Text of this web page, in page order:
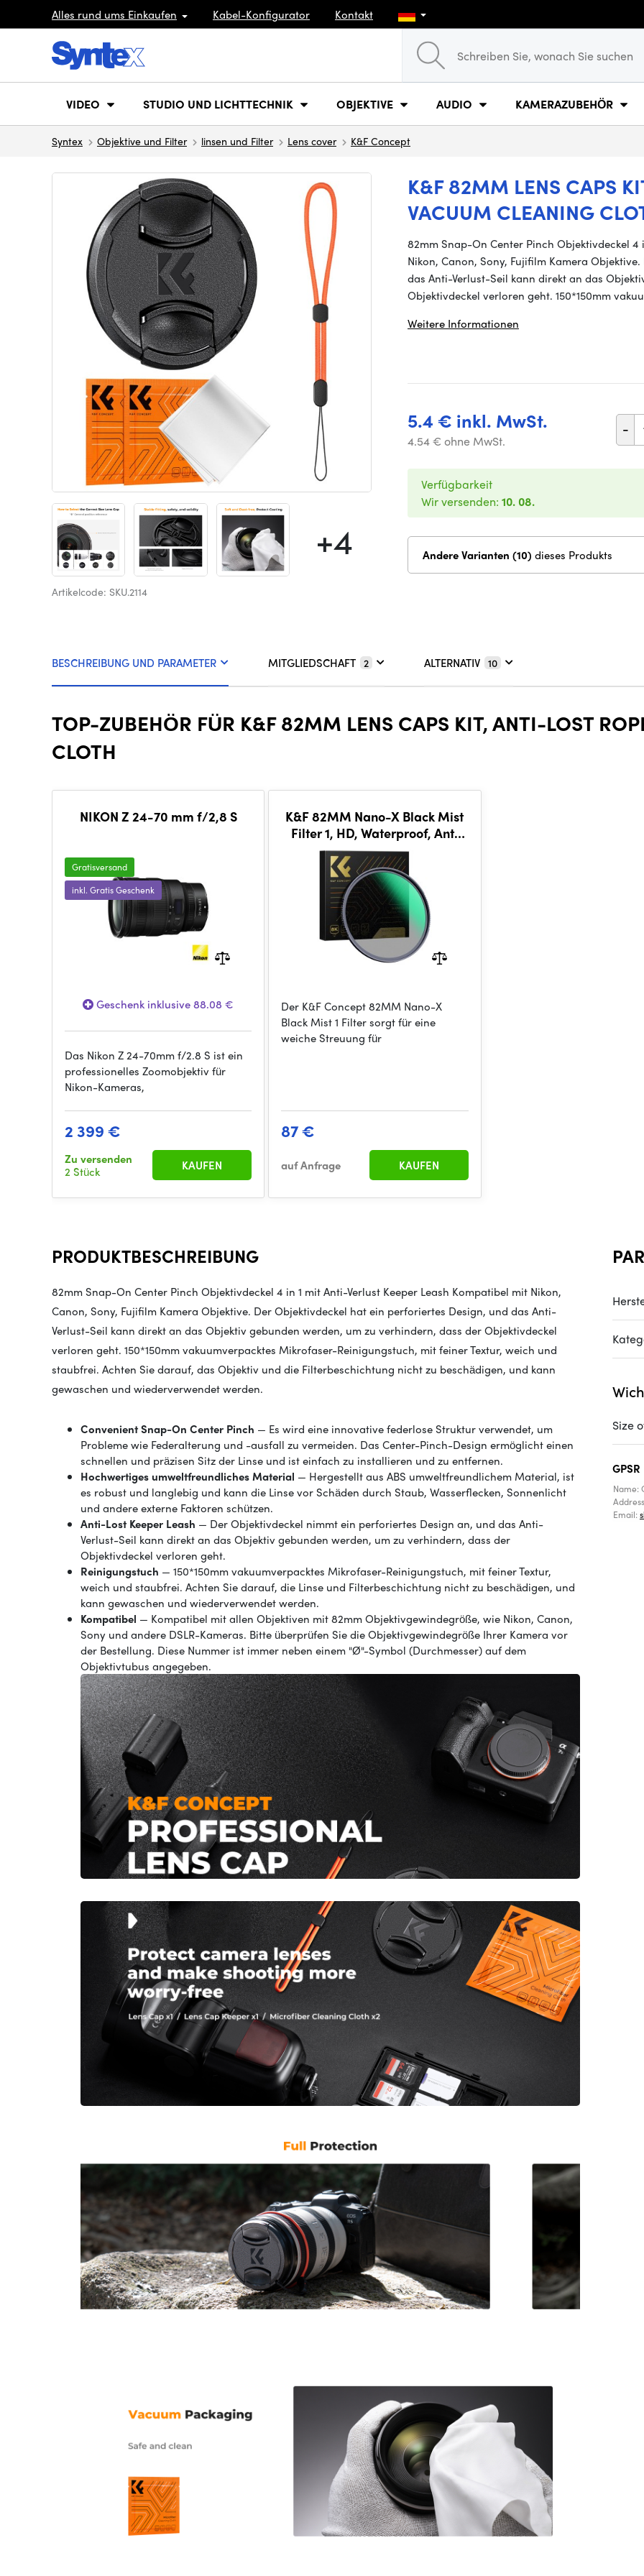
Alles rund ums Einkaufen Kabel-Konfigurator Kontakt
VIDEO STUDIO UND LICHTTECHNIK OBJEKTIVE AUDIO KAMERAZUBEHÖR
Syntex Objektive und Filter linsen und Filter Lens cover K&F Concept
K&F 82MM LENS CAPS
VACUUM CLEANING
+4
Artikelcode: SKU.2114
82mm Snap-On Center Pinch Objektivdeckel
Nikon, Canon, Sony, Fujifilm Kamera
das Anti-Verlust-Seil kann direkt an das
Objektivdeckel verloren geht. 150*150mm
Weitere Informationen
5.4 € inkl. MwSt.
4.54 € ohne MwSt.
-
Verfügbarkeit
Wir versenden: 10. 08.
Andere Varianten (10) dieses Produkts
BESCHREIBUNG UND PARAMETER MITGLIEDSCHAFT 2 ALTERNATIV 10
TOP-ZUBEHÖR FÜR K&F 82MM LENS CAPS KIT, ANTI-LOST
CLOTH
NIKON Z 24-70 mm f/2,8 S
Gratisversand
inkl. Gratis Geschenk
Geschenk inklusive 88.08 €
Das Nikon Z 24-70mm f/2.8 S ist ein
professionelles Zoomobjektiv für
Nikon-Kameras,
2 399 €
Zu versenden
2 Stück
KAUFEN
K&F 82MM Nano-X Black Mist
Filter 1, HD, Waterproof, Anti
Scratch, Green Coated
Der K&F Concept 82MM Nano-X
Black Mist 1 Filter sorgt für eine
weiche Streuung für
87 €
auf Anfrage KAUFEN
PRODUKTBESCHREIBUNG
82mm Snap-On Center Pinch Objektivdeckel 4 in 1 mit Anti-Verlust Keeper Leash Kompatibel mit Nikon,
Canon, Sony, Fujifilm Kamera Objektive. Der Objektivdeckel hat ein perforiertes Design, und das Anti-
Verlust-Seil kann direkt an das Objektiv gebunden werden, um zu verhindern, dass der Objektivdeckel
verloren geht. 150*150mm vakuumverpacktes Mikrofaser-Reinigungstuch, mit feiner Textur, weich und
staubfrei. Achten Sie darauf, das Objektiv und die Filterbeschichtung nicht zu beschädigen, und kann
gewaschen und wiederverwendet werden.
Convenient Snap-On Center Pinch — Es wird eine innovative federlose Struktur verwendet, um
Probleme wie Federalterung und -ausfall zu vermeiden. Das Center-Pinch-Design ermöglicht einen
schnellen und präzisen Sitz der Linse und ist einfach zu installieren und zu entfernen.
Hochwertiges umweltfreundliches Material — Hergestellt aus ABS umweltfreundlichem Material, ist
es robust und langlebig und kann die Linse vor Schäden durch Staub, Wasserflecken, Sonnenlicht
und andere externe Faktoren schützen.
Anti-Lost Keeper Leash — Der Objektivdeckel nimmt ein perforiertes Design an, und das Anti-
Verlust-Seil kann direkt an das Objektiv gebunden werden, um zu verhindern, dass der
Objektivdeckel verloren geht.
Reinigungstuch — 150*150mm vakuumverpacktes Mikrofaser-Reinigungstuch, mit feiner Textur,
weich und staubfrei. Achten Sie darauf, die Linse und Filterbeschichtung nicht zu beschädigen, und
kann gewaschen und wiederverwendet werden.
Kompatibel — Kompatibel mit allen Objektiven mit 82mm Objektivgewindegröße, wie Nikon, Canon,
Sony und andere DSLR-Kameras. Bitte überprüfen Sie die Objektivgewindegröße Ihrer Kamera vor
der Bestellung. Diese Nummer ist immer neben einem "Ø"-Symbol (Durchmesser) auf dem
Objektivtubus angegeben.
Size
GPSR
Name:
Email: